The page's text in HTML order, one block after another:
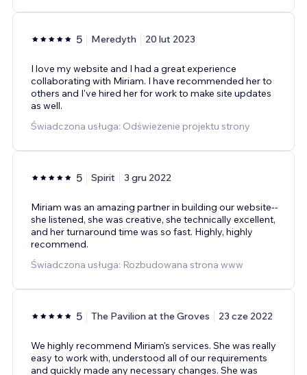
5 Meredyth 20 lut 2023
I love my website and I had a great experience
collaborating with Miriam. I have recommended her to
others and I've hired her for work to make site updates
as well.
Świadczona usługa: Odświeżenie projektu strony
5 Spirit 3 gru 2022
Miriam was an amazing partner in building our website--
she listened, she was creative, she technically excellent,
and her turnaround time was so fast. Highly, highly
recommend.
Świadczona usługa: Rozbudowana strona www
5 The Pavilion at the Groves 23 cze 2022
We highly recommend Miriam's services. She was really
easy to work with, understood all of our requirements
and quickly made any necessary changes. She was